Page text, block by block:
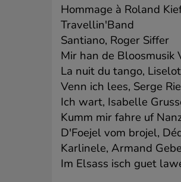
Hommage à Roland
Travellin'Band
Santiano, Roger Siffer
Mir han de Bloosmusik
La nuit du tango,
Venn ich lees, Serge
Ich wart, Isabelle
Kumm mir fahre uf
D'Foejel vom brojel,
Karlinele, Armand
Im Elsass isch guet